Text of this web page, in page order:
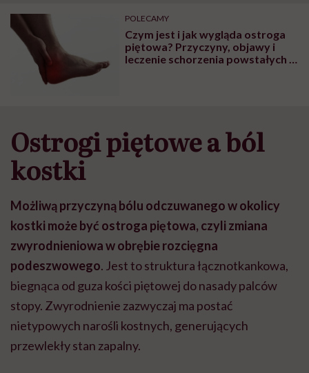
POLECAMY
Czym jest i jak wygląda ostroga
piętowa? Przyczyny, objawy i
leczenie schorzenia powstałych w
Ostrogi piętowe a ból
kostki
Możliwą przyczyną bólu odczuwanego w okolicy
kostki może być ostroga piętowa, czyli zmiana
zwyrodnieniowa w obrębie rozcięgna
podeszwowego. Jest to struktura łącznotkankowa,
biegnąca od guza kości piętowej do nasady palców
stopy. Zwyrodnienie zazwyczaj ma postać
nietypowych narośli kostnych, generujących
przewlekły stan zapalny.